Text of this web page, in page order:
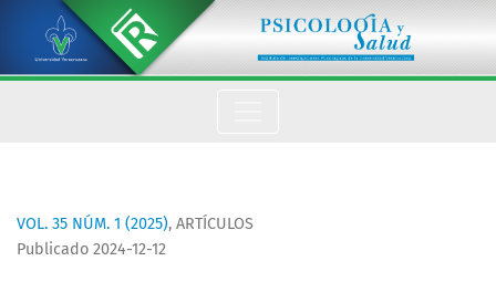
Influencia de la institucionalización en el apego
VOL. 35 NÚM. 1 (2025), ARTÍCULOS
Publicado 2024-12-12